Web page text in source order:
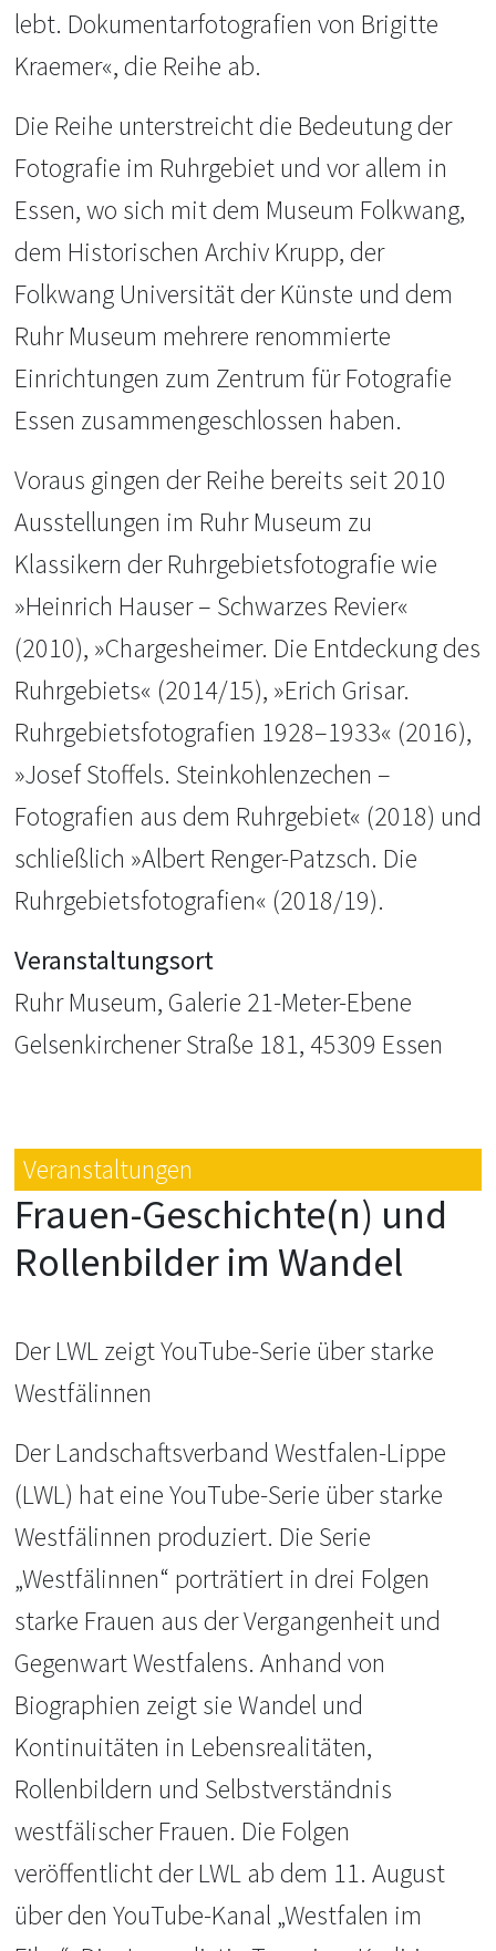
lebt. Dokumentarfotografien von Brigitte
Kraemer«, die Reihe ab.
Die Reihe unterstreicht die Bedeutung der
Fotografie im Ruhrgebiet und vor allem in
Essen, wo sich mit dem Museum Folkwang,
dem Historischen Archiv Krupp, der
Folkwang Universität der Künste und dem
Ruhr Museum mehrere renommierte
Einrichtungen zum Zentrum für Fotografie
Essen zusammengeschlossen haben.
Voraus gingen der Reihe bereits seit 2010
Ausstellungen im Ruhr Museum zu
Klassikern der Ruhrgebietsfotografie wie
»Heinrich Hauser – Schwarzes Revier«
(2010), »Chargesheimer. Die Entdeckung des
Ruhrgebiets« (2014/15), »Erich Grisar.
Ruhrgebietsfotografien 1928–1933« (2016),
»Josef Stoffels. Steinkohlenzechen –
Fotografien aus dem Ruhrgebiet« (2018) und
schließlich »Albert Renger-Patzsch. Die
Ruhrgebietsfotografien« (2018/19).
Veranstaltungsort
Ruhr Museum, Galerie 21-Meter-Ebene
Gelsenkirchener Straße 181, 45309 Essen
Veranstaltungen
Frauen-Geschichte(n) und
Rollenbilder im Wandel
Der LWL zeigt YouTube-Serie über starke
Westfälinnen
Der Landschaftsverband Westfalen-Lippe
(LWL) hat eine YouTube-Serie über starke
Westfälinnen produziert. Die Serie
„Westfälinnen“ porträtiert in drei Folgen
starke Frauen aus der Vergangenheit und
Gegenwart Westfalens. Anhand von
Biographien zeigt sie Wandel und
Kontinuitäten in Lebensrealitäten,
Rollenbildern und Selbstverständnis
westfälischer Frauen. Die Folgen
veröffentlicht der LWL ab dem 11. August
über den YouTube-Kanal „Westfalen im